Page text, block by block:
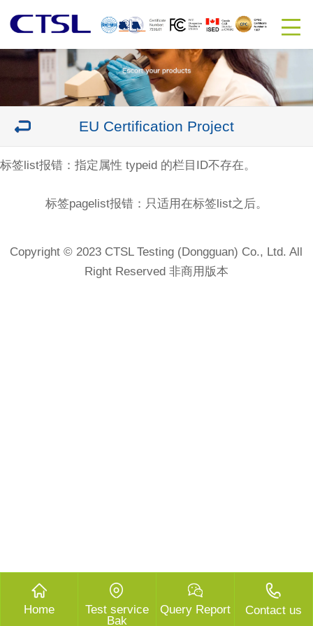
EU Certification Project
标签list报错：指定属性 typeid 的栏目ID不存在。
标签pagelist报错：只适用在标签list之后。
Copyright © 2023 CTSL Testing (Dongguan) Co., Ltd. All
Right Reserved 非商用版本
Home
Test service
Bak
Query Report Contact us